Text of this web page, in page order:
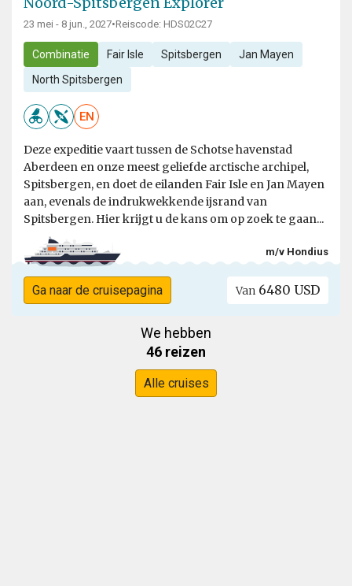
23 mei - 8 jun., 2027•Reiscode: HDS02C27
Combinatie Fair Isle Spitsbergen Jan Mayen
North Spitsbergen
EN
Deze expeditie vaart tussen de Schotse havenstad
Aberdeen en onze meest geliefde arctische archipel,
Spitsbergen, en doet de eilanden Fair Isle en Jan Mayen
aan, evenals de indrukwekkende ijsrand van
Spitsbergen. Hier krijgt u de kans om op zoek te gaan...
m/v Hondius
Ga naar de cruisepagina Van 6480 USD
We hebben
46 reizen
Alle cruises